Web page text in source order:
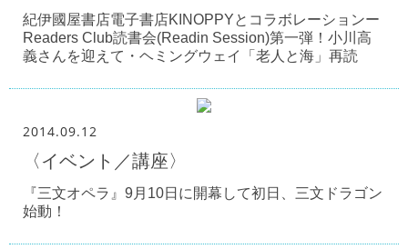
紀伊國屋書店電子書店KINOPPYとコラボレーションー
Readers Club読書会(Readin Session)第一弾！小川高
義さんを迎えて・ヘミングウェイ「老人と海」再読
2014.09.12
〈イベント／講座〉
『三文オペラ』9月10日に開幕して初日、三文ドラゴン
始動！